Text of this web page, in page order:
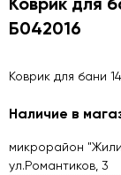
Б042016
Коврик для бани
Наличие в
микрорайон
ул.Романтиков, 3